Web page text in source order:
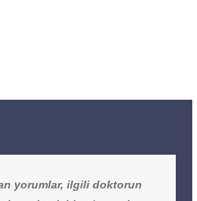
yorumlar, ilgili doktorun